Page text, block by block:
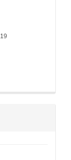
19